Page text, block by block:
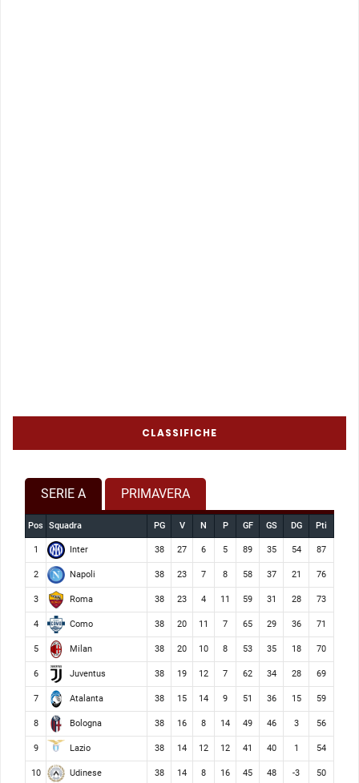
CLASSIFICHE
SERIE A PRIMAVERA
Pos Squadra PG V N P GF GS DG Pti
1 Inter 38 27 6 5 89 35 54 87
2 Napoli 38 23 7 8 58 37 21 76
3 Roma 38 23 4 11 59 31 28 73
4 Como 38 20 11 7 65 29 36 71
5 Milan 38 20 10 8 53 35 18 70
6 Juventus 38 19 12 7 62 34 28 69
7 Atalanta 38 15 14 9 51 36 15 59
8 Bologna 38 16 8 14 49 46 3 56
9 Lazio 38 14 12 12 41 40 1 54
10 Udinese 38 14 8 16 45 48 -3 50